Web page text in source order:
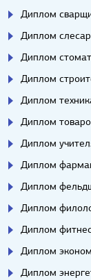
Диплом
Диплом
Диплом
Диплом
Диплом
Диплом
Диплом
Диплом
Диплом
Диплом
Диплом
Диплом
Диплом